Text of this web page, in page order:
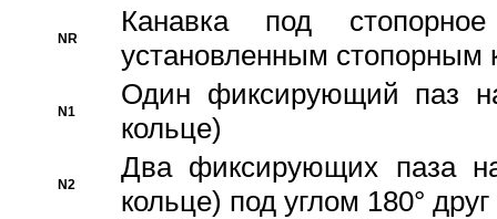
NR
Канавка под
установленным стопорным
N1
Один фиксирующий паз
кольце)
N2
Два фиксирующих паза
кольце) под углом 180° друг